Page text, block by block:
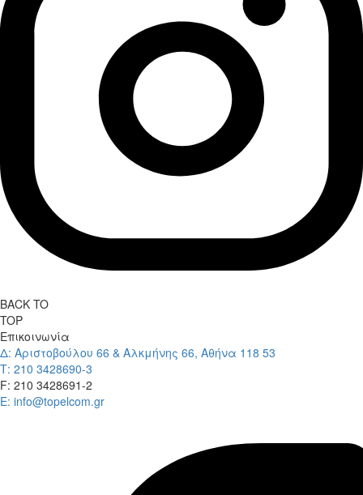
BACK TO
TOP
Επικοινωνία
Δ: Αριστοβούλου 66 & Αλκμήνης 66, Αθήνα 118 53
Τ: 210 3428690-3
F: 210 3428691-2
E: info@topelcom.gr